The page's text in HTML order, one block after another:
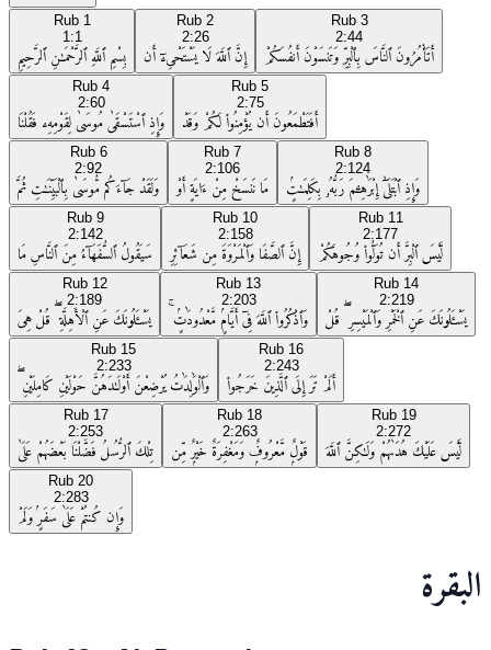
Rub 1
1:1
بِسْمِ ٱللَّهِ ٱلرَّحْمَـٰنِ ٱلرَّحِيمِ
Rub 2
2:26
إِنَّ ٱللَّهَ لَا يَسْتَحْىِۦٓ أَن
Rub 3
2:44
أَتَأْمُرُونَ ٱلنَّاسَ بِٱلْبِرِّ وَتَنسَوْنَ أَنفُسَكُمْ
Rub 4
2:60
وَإِذِ ٱسْتَسْقَىٰ مُوسَىٰ لِقَوْمِهِۦ فَقُلْنَا
Rub 5
2:75
أَفَتَطْمَعُونَ أَن يُؤْمِنُوا۟ لَكُمْ وَقَدْ
Rub 6
2:92
وَلَقَدْ جَآءَكُم مُّوسَىٰ بِٱلْبَيِّنَـٰتِ ثُمَّ
Rub 7
2:106
مَا نَنسَخْ مِنْ ءَايَةٍ أَوْ
Rub 8
2:124
وَإِذِ ٱبْتَلَىٰٓ إِبْرَٰهِـۧمَ رَبُّهُۥ بِكَلِمَـٰتٍۢ
Rub 9
2:142
سَيَقُولُ ٱلسُّفَهَآءُ مِنَ ٱلنَّاسِ مَا
Rub 10
2:158
إِنَّ ٱلصَّفَا وَٱلْمَرْوَةَ مِن شَعَآئِرِ
Rub 11
2:177
لَّيْسَ ٱلْبِرَّ أَن تُوَلُّوا۟ وُجُوهَكُمْ
Rub 12
2:189
يَسْـَٔلُونَكَ عَنِ ٱلْأَهِلَّةِ ۖ قُلْ هِىَ
Rub 13
2:203
وَٱذْكُرُوا۟ ٱللَّهَ فِىٓ أَيَّامٍۢ مَّعْدُودَٰتٍۢ ۚ
Rub 14
2:219
يَسْـَٔلُونَكَ عَنِ ٱلْخَمْرِ وَٱلْمَيْسِرِ ۖ قُلْ
Rub 15
2:233
وَٱلْوَٰلِدَٰتُ يُرْضِعْنَ أَوْلَـٰدَهُنَّ حَوْلَيْنِ كَامِلَيْنِ ۖ
Rub 16
2:243
أَلَمْ تَرَ إِلَى ٱلَّذِينَ خَرَجُوا۟
Rub 17
2:253
تِلْكَ ٱلرُّسُلُ فَضَّلْنَا بَعْضَهُمْ عَلَىٰ
Rub 18
2:263
قَوْلٌۭ مَّعْرُوفٌۭ وَمَغْفِرَةٌ خَيْرٌۭ مِّن
Rub 19
2:272
لَّيْسَ عَلَيْكَ هُدَىٰهُمْ وَلَـٰكِنَّ ٱللَّهَ
Rub 20
2:283
وَإِن كُنتُمْ عَلَىٰ سَفَرٍۢ وَلَمْ
البقرة